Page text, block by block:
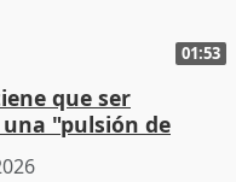
01:53
que ser
"pulsión de